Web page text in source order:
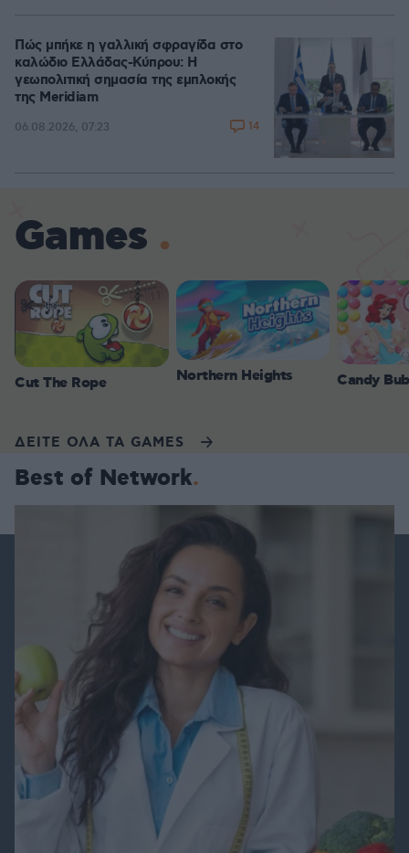
Πώς μπήκε η γαλλική σφραγίδα στο
καλώδιο Ελλάδας-Κύπρου: Η
γεωπολιτική σημασία της εμπλοκής
της Meridiam
06.08.2026, 07:23 14
Games
Cut The Rope Northern Heights Candy
ΔΕΙΤΕ ΟΛΑ ΤΑ GAMES
Best of Network